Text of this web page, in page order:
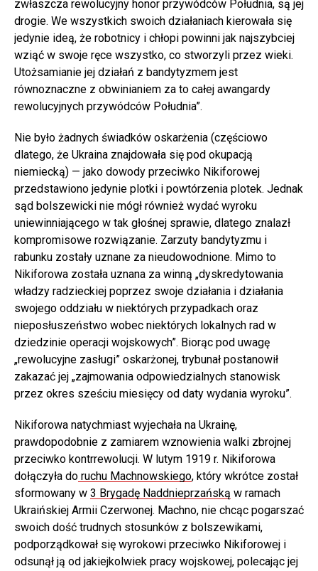
zwłaszcza rewolucyjny honor przywódców Południa, są jej
drogie. We wszystkich swoich działaniach kierowała się
jedynie ideą, że robotnicy i chłopi powinni jak najszybciej
wziąć w swoje ręce wszystko, co stworzyli przez wieki.
Utożsamianie jej działań z bandytyzmem jest
równoznaczne z obwinianiem za to całej awangardy
rewolucyjnych przywódców Południa”.
Nie było żadnych świadków oskarżenia (częściowo
dlatego, że Ukraina znajdowała się pod okupacją
niemiecką) — jako dowody przeciwko Nikiforowej
przedstawiono jedynie plotki i powtórzenia plotek. Jednak
sąd bolszewicki nie mógł również wydać wyroku
uniewinniającego w tak głośnej sprawie, dlatego znalazł
kompromisowe rozwiązanie. Zarzuty bandytyzmu i
rabunku zostały uznane za nieudowodnione. Mimo to
Nikiforowa została uznana za winną „dyskredytowania
władzy radzieckiej poprzez swoje działania i działania
swojego oddziału w niektórych przypadkach oraz
nieposłuszeństwo wobec niektórych lokalnych rad w
dziedzinie operacji wojskowych”. Biorąc pod uwagę
„rewolucyjne zasługi” oskarżonej, trybunał postanowił
zakazać jej „zajmowania odpowiedzialnych stanowisk
przez okres sześciu miesięcy od daty wydania wyroku”.
Nikiforowa natychmiast wyjechała na Ukrainę,
prawdopodobnie z zamiarem wznowienia walki zbrojnej
przeciwko kontrrewolucji. W lutym 1919 r. Nikiforowa
dołączyła do ruchu Machnowskiego, który wkrótce został
sformowany w 3 Brygadę Naddnieprzańską w ramach
Ukraińskiej Armii Czerwonej. Machno, nie chcąc pogarszać
swoich dość trudnych stosunków z bolszewikami,
podporządkował się wyrokowi przeciwko Nikiforowej i
odsunął ją od jakiejkolwiek pracy wojskowej, polecając jej